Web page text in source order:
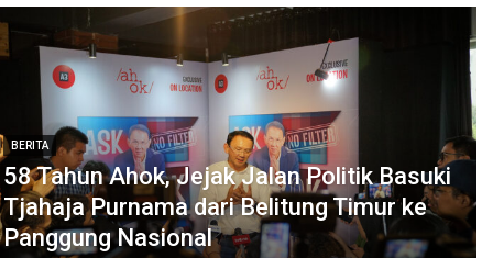
BERITA
58 Tahun Ahok, Jejak Jalan Politik Basuki
Tjahaja Purnama dari Belitung Timur ke
Panggung Nasional